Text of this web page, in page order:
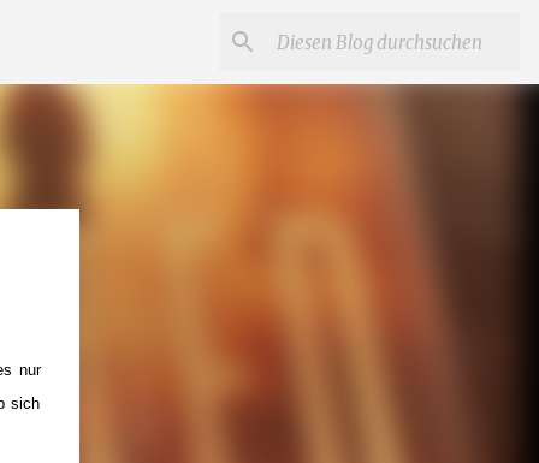
nur
sich